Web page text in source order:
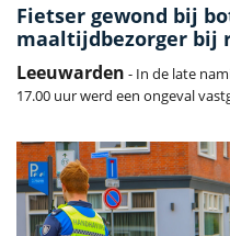
Fietser gewond bij
maaltijdbezorger bij
Leeuwarden - In de late
17.00 uur werd een ongeval